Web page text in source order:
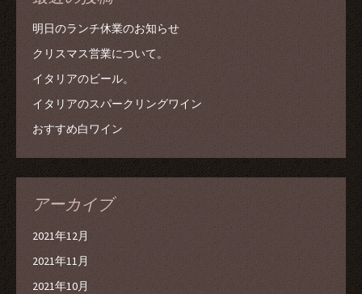
明日のランチ休業のお知らせ
クリスマス営業について。
イタリアのビール。
イタリアのスパークリングワイン
おすすめ白ワイン
アーカイブ
2021年12月
2021年11月
2021年10月